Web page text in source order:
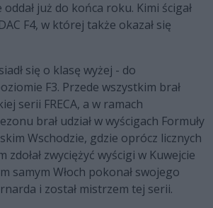
już do końca roku. Kimi ścigał
F4, w której także okazał się
się o klasę wyżej - do
F3. Przede wszystkim brał
serii FRECA, a w ramach
brał udział w wyścigach Formuły
Wschodzie, gdzie oprócz licznych
zwyciężyć wyścigi w Kuwejcie
samym Włoch pokonał swojego
i został mistrzem tej serii.